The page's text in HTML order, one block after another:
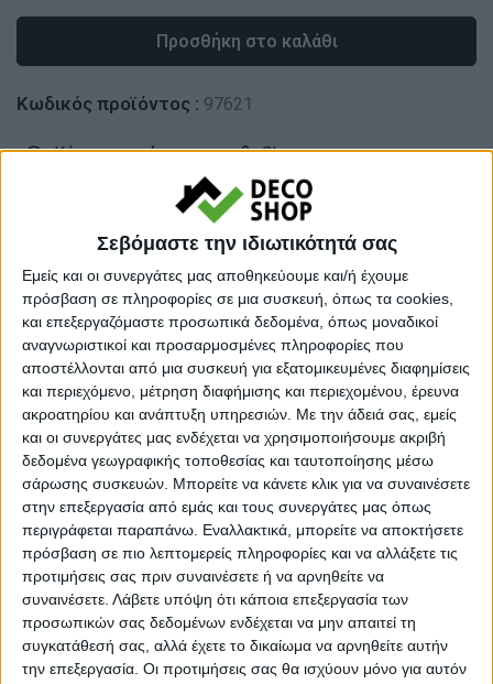
Σεβόμαστε την ιδιωτικότητά σας
Εμείς και οι συνεργάτες μας αποθηκεύουμε και/ή έχουμε
πρόσβαση σε πληροφορίες σε μια συσκευή, όπως τα cookies,
και επεξεργαζόμαστε προσωπικά δεδομένα, όπως μοναδικοί
αναγνωριστικοί και προσαρμοσμένες πληροφορίες που
αποστέλλονται από μια συσκευή για εξατομικευμένες διαφημίσεις
και περιεχόμενο, μέτρηση διαφήμισης και περιεχομένου, έρευνα
ακροατηρίου και ανάπτυξη υπηρεσιών. Με την άδειά σας, εμείς
και οι συνεργάτες μας ενδέχεται να χρησιμοποιήσουμε ακριβή
δεδομένα γεωγραφικής τοποθεσίας και ταυτοποίησης μέσω
σάρωσης συσκευών. Μπορείτε να κάνετε κλικ για να συναινέσετε
στην επεξεργασία από εμάς και τους συνεργάτες μας όπως
περιγράφεται παραπάνω. Εναλλακτικά, μπορείτε να αποκτήσετε
πρόσβαση σε πιο λεπτομερείς πληροφορίες και να αλλάξετε τις
προτιμήσεις σας πριν συναινέσετε ή να αρνηθείτε να
συναινέσετε. Λάβετε υπόψη ότι κάποια επεξεργασία των
προσωπικών σας δεδομένων ενδέχεται να μην απαιτεί τη
συγκατάθεσή σας, αλλά έχετε το δικαίωμα να αρνηθείτε αυτήν
την επεξεργασία. Οι προτιμήσεις σας θα ισχύουν μόνο για αυτόν
Προσθήκη στο καλάθι
Κωδικός προϊόντος : 97621
Κάνε μια ερώτηση Share
ΚΑΘΡΕΠΤΕΣ
Μάρκα:Megapap
Εγγυημένες & Ασφαλείς Συναλλαγές
Περιγραφή Πληροφορίες Ερωτήσεις
Καθρέπτης τοίχου Ursula Μegapap από μελαμίνη χρώμα
καρυδί 45x2x70εκ.